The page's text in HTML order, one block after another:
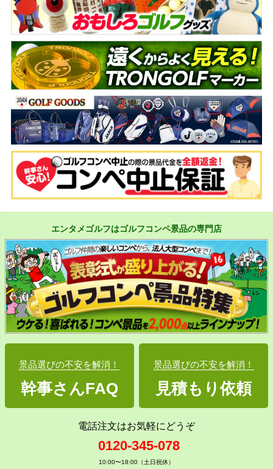
エンタメゴルフはゴルフコンペ景品の専門店
景品選びの不安を解消！
幹事さんFAQ
景品選びの不安を解消！
見積もり依頼
電話注文はお気軽にどうぞ
0120-345-078
10:00〜18:00（土日祝休）